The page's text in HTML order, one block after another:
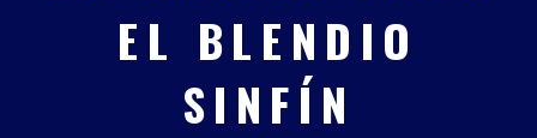
EL BLENDIO
SINFÍN